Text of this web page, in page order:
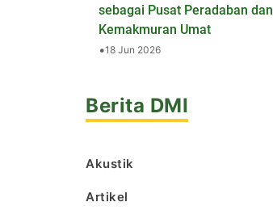
sebagai Pusat Peradaban dan
Kemakmuran Umat
•18 Jun 2026
Berita DMI
Akustik
Artikel